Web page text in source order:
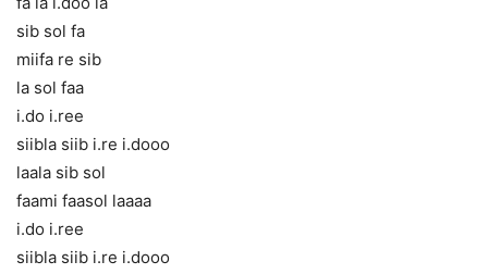
sib sol fa
miifa re sib
la sol faa
i.do i.ree
siibla siib i.re i.dooo
laala sib sol
faami faasol laaaa
i.do i.ree
siibla siib i.re i.dooo